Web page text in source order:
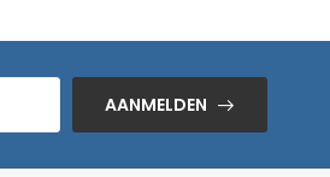
AANMELDEN